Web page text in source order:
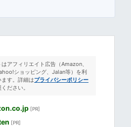
アフィリエイト広告（Amazon、
ショッピング、Jalan等）を利
ます。詳細はプライバシーポリシー
ださい。
[PR]
[PR]